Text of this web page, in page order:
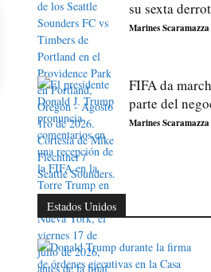
su sexta
Marines Scaramazza
FIFA da
parte del
Marines Scaramazza
Estados Unidos